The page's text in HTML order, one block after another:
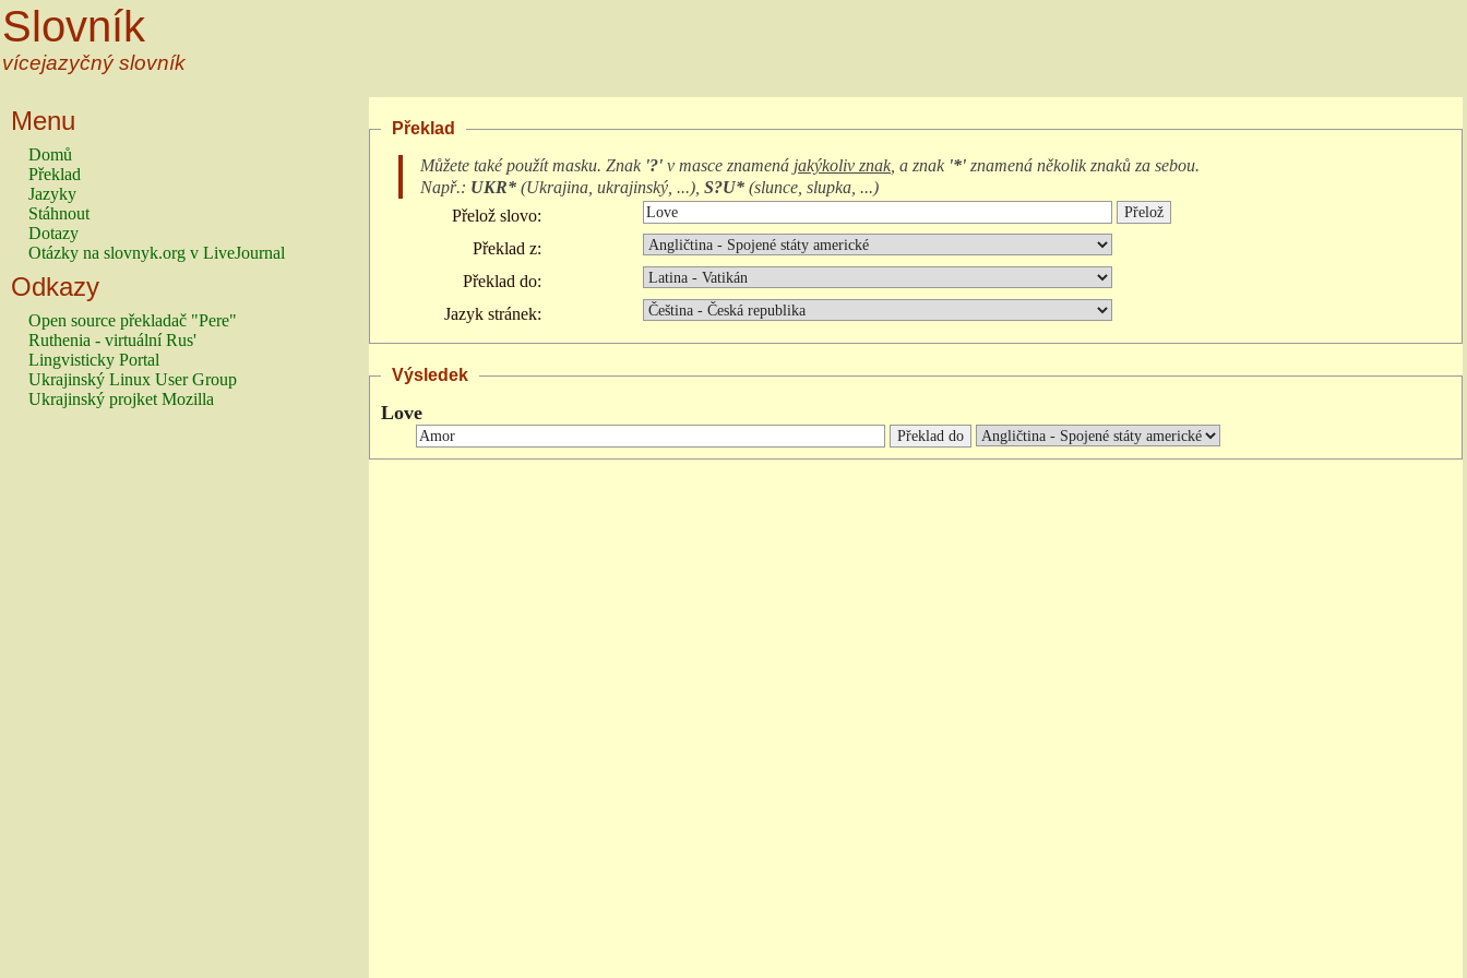
Slovník
vícejazyčný slovník
Menu
Domů
Překlad
Jazyky
Stáhnout
Dotazy
Otázky na slovnyk.org v LiveJournal
Odkazy
Open source překladač "Pere"
Ruthenia - virtuální Rus'
Lingvisticky Portal
Ukrajinský Linux User Group
Ukrajinský projket Mozilla
Překlad
Můžete také použít masku. Znak '?' v masce znamená jakýkoliv znak , a znak '*' znamená několik znaků za sebou.
Např.: UKR* (Ukrajina, ukrajinský, ...), S?U* (slunce, slupka, ...)
Přelož slovo:
Překlad z:
Překlad do:
Jazyk stránek:
Výsledek
Love